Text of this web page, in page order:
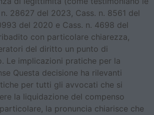
28627 del 2023, Cass. n. 8561 del
del 2020 e Cass. n. 4698 del
con particolare chiarezza,
del diritto un punto di
Le implicazioni pratiche per la
Questa decisione ha rilevanti
per tutti gli avvocati che si
la liquidazione del compenso
la pronuncia chiarisce che